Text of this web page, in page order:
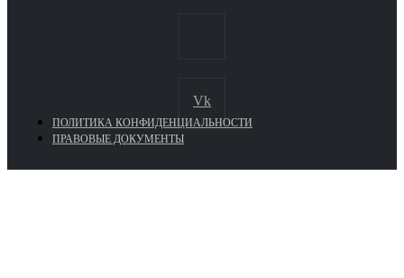
Vk
ПОЛИТИКА КОНФИДЕНЦИАЛЬНОСТИ
ПРАВОВЫЕ ДОКУМЕНТЫ